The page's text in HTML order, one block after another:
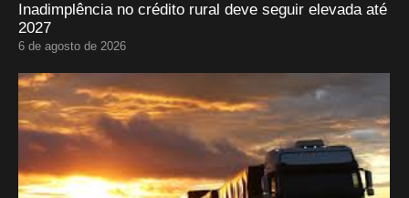
Inadimplência no crédito rural deve seguir elevada até
2027
6 de agosto de 2026